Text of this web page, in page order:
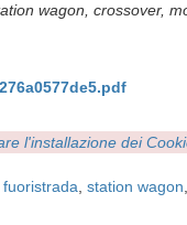
wagon, crossover,
l'installazione dei
fuoristrada station wagon